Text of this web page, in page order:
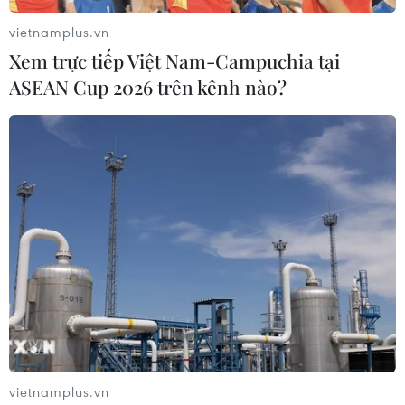
World Cup 2026: Công thức tạo nên kỳ
tích lịch sử
06/06/2026 04:59
Nếu “công thức gia đình” tiếp tục phát huy như 4 năm
trước, hình ảnh các tuyển thủ Maroc ôm chầm lấy cha
mẹ, vợ con để ăn mừng chiến thắng có thể lại là
khoảnh khắc đáng nhớ nhất của World Cup 2026.
vietnamplus.vn
Xem trực tiếp Việt Nam-Campuchia tại
ASEAN Cup 2026 trên kênh nào?
vietnamplus.vn